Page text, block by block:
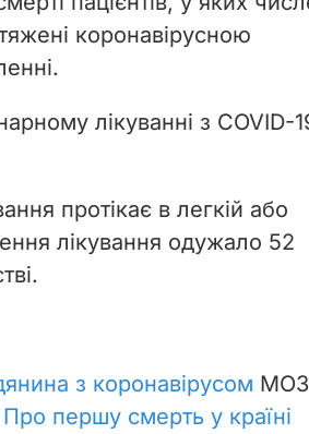
i
d
e
коронавірусною
лікуванні з COVID-
протікає в легкій або
лікування одужало 52
з коронавірусом МОЗ
Про першу смерть у країні